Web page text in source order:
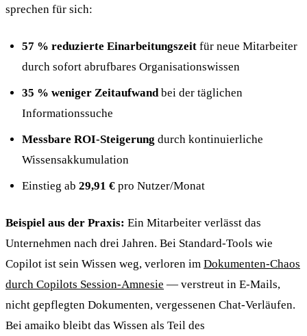
sprechen für sich:
57 % reduzierte Einarbeitungszeit für neue Mitarbeiter
durch sofort abrufbares Organisationswissen
35 % weniger Zeitaufwandbei der täglichen
Informationssuche
Messbare ROI-Steigerung durch kontinuierliche
Wissensakkumulation
Einstieg ab 29,91 € pro Nutzer/Monat
Beispiel aus der Praxis: Ein Mitarbeiter verlässt das
Unternehmen nach drei Jahren. Bei Standard-Tools wie
Copilot ist sein Wissen weg, verloren im Dokumenten-Chaos
durch Copilots Session-Amnesie — verstreut in E-Mails,
nicht gepflegten Dokumenten, vergessenen Chat-Verläufen.
Bei amaiko bleibt das Wissen als Teil des